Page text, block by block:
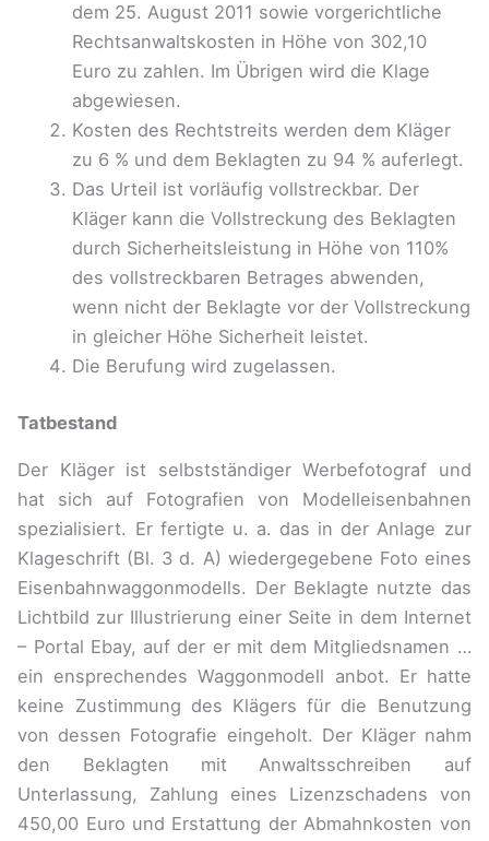
dem 25. August 2011 sowie vorgerichtliche
Rechtsanwaltskosten in Höhe von 302,10
Euro zu zahlen. Im Übrigen wird die Klage
abgewiesen.
Kosten des Rechtstreits werden dem Kläger
zu 6 % und dem Beklagten zu 94 % auferlegt.
Das Urteil ist vorläufig vollstreckbar. Der
Kläger kann die Vollstreckung des Beklagten
durch Sicherheitsleistung in Höhe von 110%
des vollstreckbaren Betrages abwenden,
wenn nicht der Beklagte vor der Vollstreckung
in gleicher Höhe Sicherheit leistet.
Die Berufung wird zugelassen.
Tatbestand
Der Kläger ist selbstständiger Werbefotograf und
hat sich auf Fotografien von Modelleisenbahnen
spezialisiert. Er fertigte u. a. das in der Anlage zur
Klageschrift (Bl. 3 d. A) wiedergegebene Foto eines
Eisenbahnwaggonmodells. Der Beklagte nutzte das
Lichtbild zur Illustrierung einer Seite in dem Internet
– Portal Ebay, auf der er mit dem Mitgliedsnamen …
ein ensprechendes Waggonmodell anbot. Er hatte
keine Zustimmung des Klägers für die Benutzung
von dessen Fotografie eingeholt. Der Kläger nahm
den Beklagten mit Anwaltsschreiben auf
Unterlassung, Zahlung eines Lizenzschadens von
450,00 Euro und Erstattung der Abmahnkosten von